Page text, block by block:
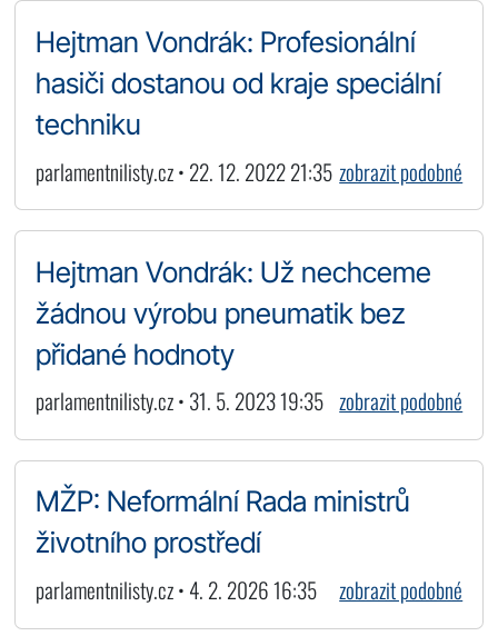
Hejtman Vondrák: Profesionální
hasiči dostanou od kraje speciální
techniku
parlamentnilisty.cz • 22. 12. 2022 21:35 zobrazit podobné
Hejtman Vondrák: Už nechceme
žádnou výrobu pneumatik bez
přidané hodnoty
parlamentnilisty.cz • 31. 5. 2023 19:35 zobrazit podobné
MŽP: Neformální Rada ministrů
životního prostředí
parlamentnilisty.cz • 4. 2. 2026 16:35 zobrazit podobné